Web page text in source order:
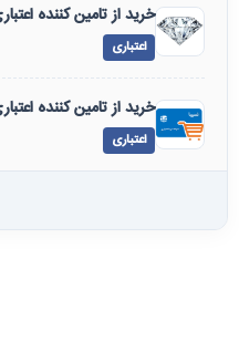
خرید از تامین کننده
اعتباری
خرید از تامین کننده
اعتباری